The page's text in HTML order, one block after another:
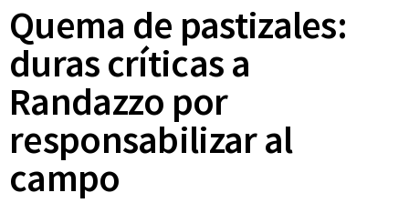
Quema de pastizales:
duras críticas a
Randazzo por
responsabilizar al
campo